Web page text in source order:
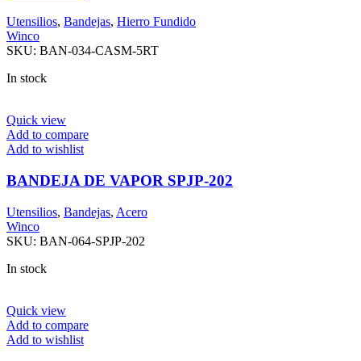
Utensilios, Bandejas, Hierro Fundido
Winco
SKU: BAN-034-CASM-5RT
In stock
Quick view
Add to compare
Add to wishlist
BANDEJA DE VAPOR SPJP-202
Utensilios, Bandejas, Acero
Winco
SKU: BAN-064-SPJP-202
In stock
Quick view
Add to compare
Add to wishlist